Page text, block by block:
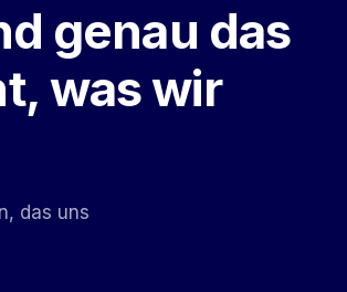
genau das
was wir
das uns